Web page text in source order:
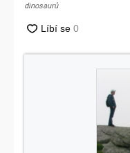
dinosaurů